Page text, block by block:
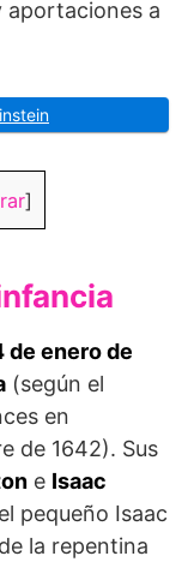
aportaciones a
]
de enero de
(según el
en
de 1642). Sus
e Isaac
pequeño Isaac
la repentina